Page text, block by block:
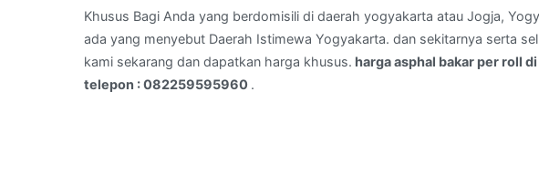
di
REJOWINANGUN,YOGYAKARTA
–
telepon
Khusus Bagi Anda yang berdomisili di daerah yogyakarta atau Jogja,
ada yang menyebut Daerah Istimewa Yogyakarta. dan sekitarnya serta
kami sekarang dan dapatkan harga khusus. harga asphal bakar per roll di
telepon : 082259595960 .